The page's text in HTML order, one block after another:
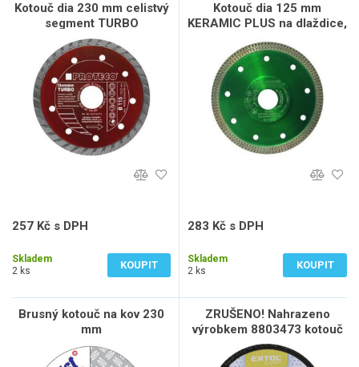
Kotouč dia 230 mm celistvý
segment TURBO
CHAMPION kámen,bet.,ker.
257 Kč s DPH
Skladem
2 ks
KOUPIT
Kotouč dia 125 mm
KERAMIC PLUS na dlaždice,
keramiku, žulu, mramor
283 Kč s DPH
Skladem
2 ks
KOUPIT
Brusný kotouč na kov 230
mm
ZRUŠENO! Nahrazeno
výrobkem 8803473 kotouč
lamelový šikmý korundový,
P60, O 125mm